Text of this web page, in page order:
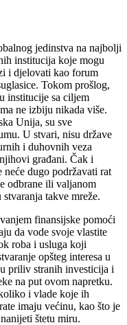
jedinstva na najbolji
institucija koje mogu
i djelovati kao forum
Tokom prošlog,
institucije sa ciljem
ne izbiju nikada više.
Unija, su sve
U stvari, nisu države
i duhovnih veza
građani. Čak i
dugo podržavati rat
odbrane ili valjanom
takve mreže.
finansijske pomoći
da vode svoje vlastite
roba i usluga koji
opšteg interesa u
priliv stranih investicija i
na put ovom napretku.
i vlade koje ih
imaju većinu, kao što je
štetu miru.